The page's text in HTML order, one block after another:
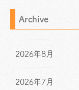
Archive
2026年8月
2026年7月